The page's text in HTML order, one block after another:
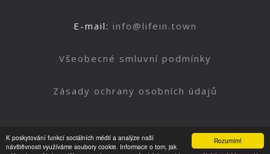
Rozumím!
K poskytování funkcí sociálních médií a analýze naší
návštěvnosti využíváme soubory cookie. Informace o tom, jak
E-mail: info@lifein.town
Všeobecné smluvní podmínky
Zásady ochrany osobních údajů
Nahoru